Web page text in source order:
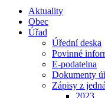
Aktuality
Obec
Úřad
Úřední deska
Povinné
E-podatelna
Dokumenty
Zápisy z
2023